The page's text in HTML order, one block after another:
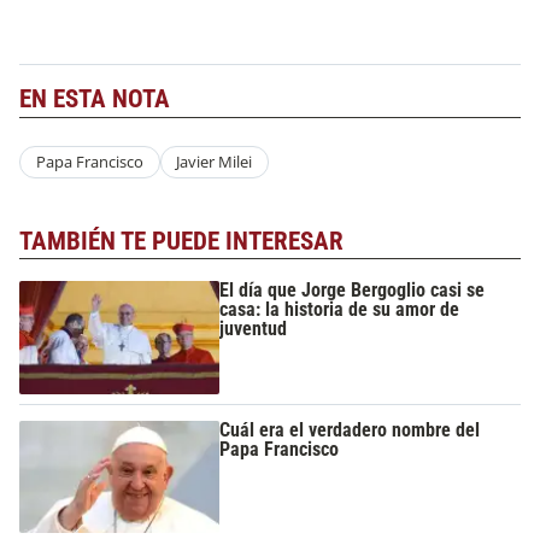
EN ESTA NOTA
Papa Francisco Javier Milei
TAMBIÉN TE PUEDE INTERESAR
El día que Jorge Bergoglio casi se
casa: la historia de su amor de
juventud
Cuál era el verdadero nombre del
Papa Francisco